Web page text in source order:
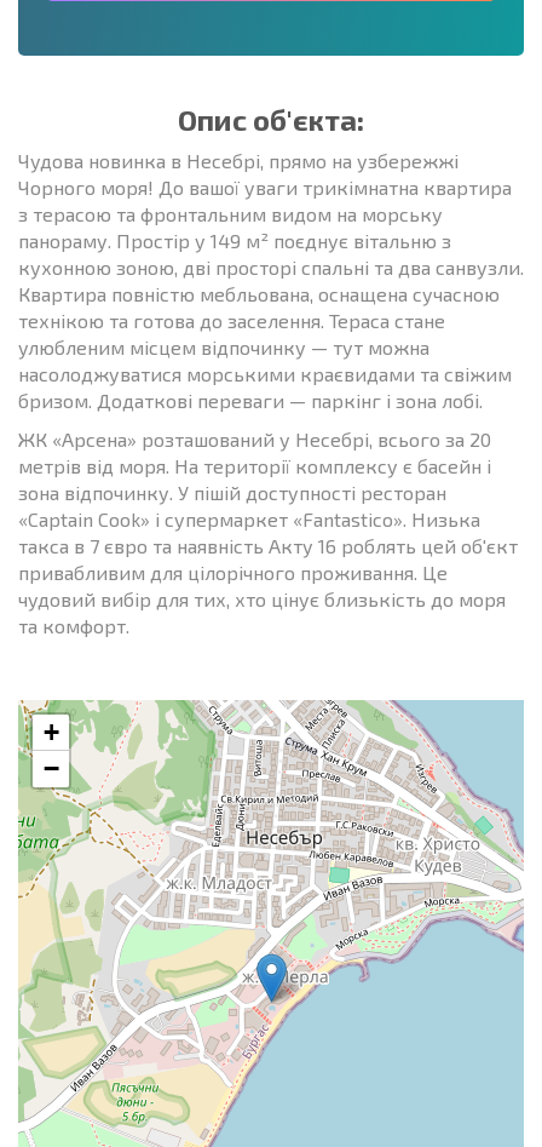
Опис об'єкта:
Чудова новинка в Несебрі, прямо на узбережжі
Чорного моря! До вашої уваги трикімнатна квартира
з терасою та фронтальним видом на морську
панораму. Простір у 149 м² поєднує вітальню з
кухонною зоною, дві просторі спальні та два санвузли.
Квартира повністю мебльована, оснащена сучасною
технікою та готова до заселення. Тераса стане
улюбленим місцем відпочинку — тут можна
насолоджуватися морськими краєвидами та свіжим
бризом. Додаткові переваги — паркінг і зона лобі.
ЖК «Арсена» розташований у Несебрі, всього за 20
метрів від моря. На території комплексу є басейн і
зона відпочинку. У пішій доступності ресторан
«Captain Cook» і супермаркет «Fantastico». Низька
такса в 7 євро та наявність Акту 16 роблять цей об'єкт
привабливим для цілорічного проживання. Це
чудовий вибір для тих, хто цінує близькість до моря
та комфорт.
+
−